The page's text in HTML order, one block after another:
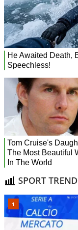
SPORT TREND